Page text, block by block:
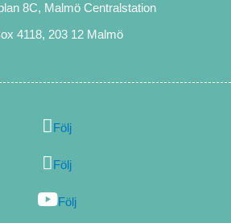
8C, Malmö Centralstation
4118, 203 12 Malmö
Följ
Följ
Följ